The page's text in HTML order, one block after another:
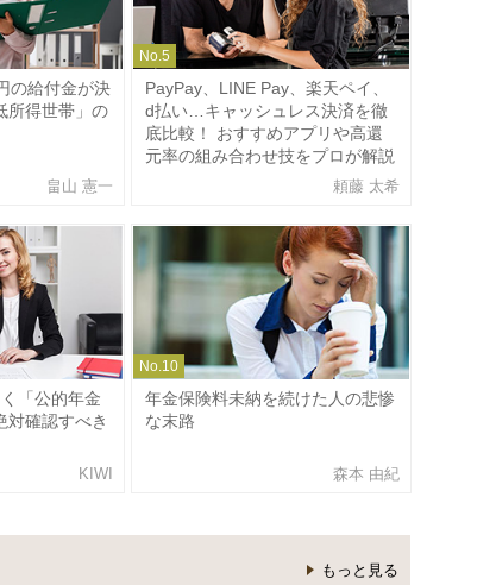
の給付金が決
所得世帯」の
畠山 憲一
No.5
PayPay、LINE Pay、楽天ペイ、
d払い…キャッシュレス決済を徹
底比較！ おすすめアプリや高還
元率の組み合わせ技をプロが解説
頼藤 太希
「公的年金
対確認すべき
KIWI
No.10
年金保険料未納を続けた人の悲惨
な末路
森本 由紀
もっと見る